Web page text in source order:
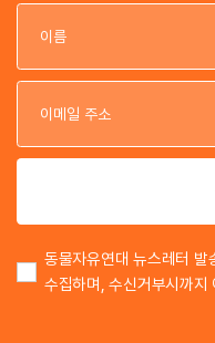
동물자유연대 뉴스레터 발
수집하며, 수신거부시까